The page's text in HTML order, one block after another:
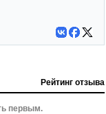
Рейтинг отзыва
первым.